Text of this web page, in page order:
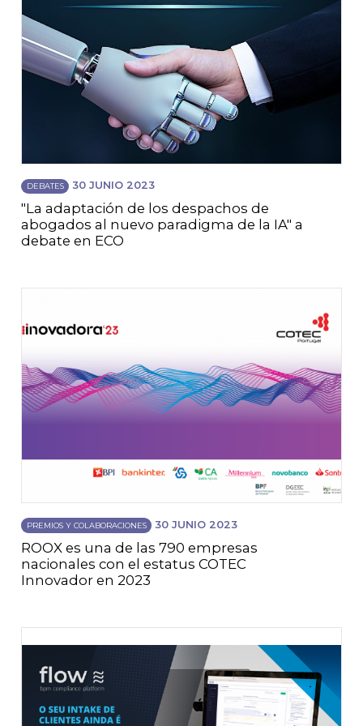
DEBATES 30 JUNIO 2023
"La adaptación de los despachos de
abogados al nuevo paradigma de la IA" a
debate en ECO
PREMIOS Y COLABORACIONES 30 JUNIO 2023
ROOX es una de las 790 empresas
nacionales con el estatus COTEC
Innovador en 2023